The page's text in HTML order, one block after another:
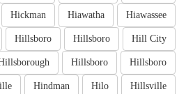
Hiawassee
Hiawatha
Hickman
Hill City
Hillsboro
Hillsboro
Hillsboro
Hillsboro
Hillsville
Hilo
Hindman